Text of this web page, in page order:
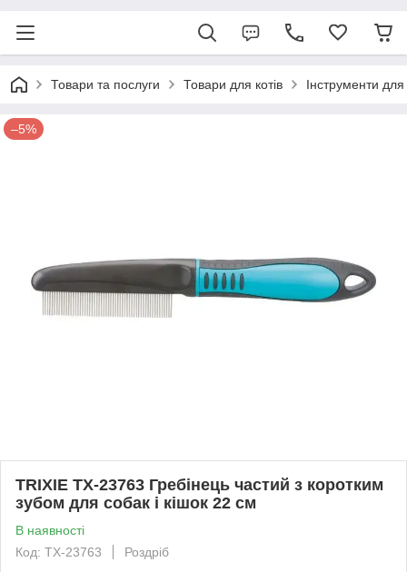
Товари та послуги Товари для котів Інструменти
–5%
TRIXIE TX-23763 Гребінець частий з коротким
зубом для собак і кішок 22 см
В наявності
Код: TX-23763
Роздріб